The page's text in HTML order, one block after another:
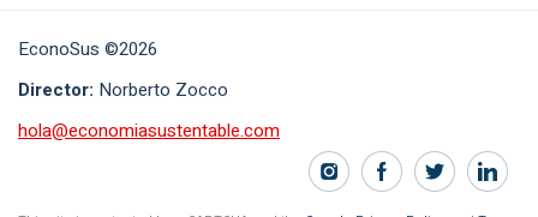
EconoSus ©2026
Director: Norberto Zocco
hola@economiasustentable.com